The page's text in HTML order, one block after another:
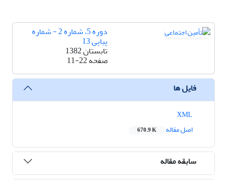
دوره 5، شماره 2 - شماره
پیاپی 13
تابستان 1382
صفحه11-22
فایل ها
اصل مقاله
670.9 K
سابقه مقاله